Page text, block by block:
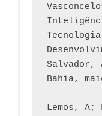
Salvador,
Bahia,
Lemos, A;